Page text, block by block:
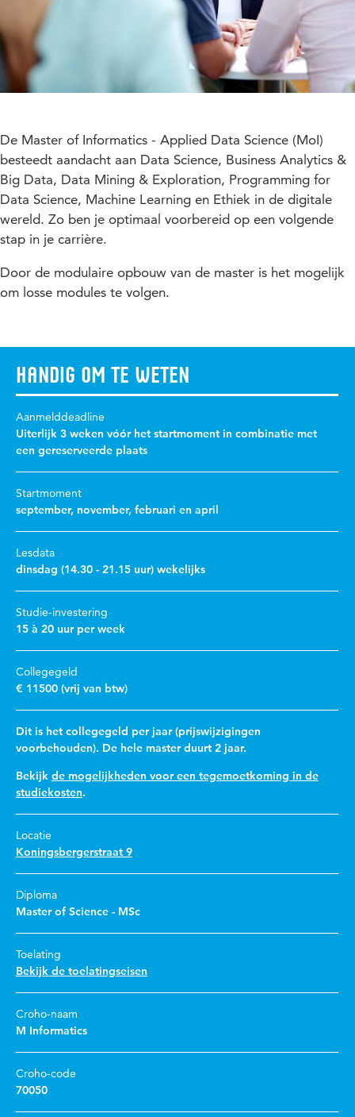
De Master of Informatics - Applied Data Science (MoI)
besteedt aandacht aan Data Science, Business Analytics &
Big Data, Data Mining & Exploration, Programming for
Data Science, Machine Learning en Ethiek in de digitale
wereld. Zo ben je optimaal voorbereid op een volgende
stap in je carrière.
Door de modulaire opbouw van de master is het mogelijk
om losse modules te volgen.
Handig om te weten
Aanmelddeadline
Uiterlijk 3 weken vóór het startmoment in combinatie met
een gereserveerde plaats
Startmoment
september, november, februari en april
Lesdata
dinsdag (14.30 - 21.15 uur) wekelijks
Studie-investering
15 à 20 uur per week
Collegegeld
€ 11500 (vrij van btw)
Dit is het collegegeld per jaar (prijswijzigingen
voorbehouden). De hele master duurt 2 jaar.
Bekijk de mogelijkheden voor een tegemoetkoming in de
studiekosten.
Locatie
Koningsbergerstraat 9
Diploma
Master of Science - MSc
Toelating
Bekijk de toelatingseisen
Croho-naam
M Informatics
Croho-code
70050